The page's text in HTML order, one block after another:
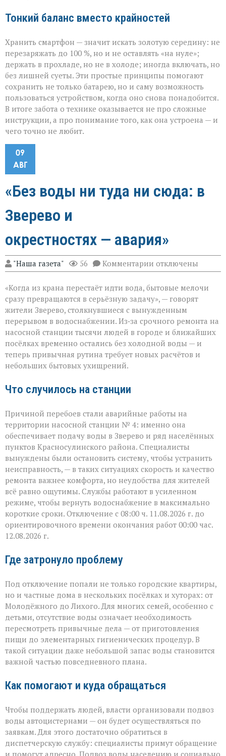
Тонкий баланс вместо крайностей
Хранить смартфон — значит искать золотую середину: не
перезаряжать до 100 %, но и не оставлять «на нуле»;
держать в прохладе, но не в холоде; иногда включать, но
без лишней суеты. Эти простые принципы помогают
сохранить не только батарею, но и саму возможность
пользоваться устройством, когда оно снова понадобится.
В итоге забота о технике оказывается не про сложные
инструкции, а про понимание того, как она устроена — и
чего точно не любит.
09
АВГ
«Без воды ни туда ни сюда: в
Зверево и
окрестностях — авария»
"Наша газета" 56 Комментарии к
записи
воды
ни
туда
ни
сюда:
в
Зверево
и
окрестностях —
отключены
«Когда из крана перестаёт идти вода, бытовые мелочи
сразу превращаются в серьёзную задачу», — говорят
жители Зверево, столкнувшиеся с вынужденным
перерывом в водоснабжении. Из‑за срочного ремонта на
насосной станции тысячи людей в городе и ближайших
посёлках временно остались без холодной воды — и
теперь привычная рутина требует новых расчётов и
небольших бытовых ухищрений.
Что случилось на станции
Причиной перебоев стали аварийные работы на
территории насосной станции № 4: именно она
обеспечивает подачу воды в Зверево и ряд населённых
пунктов Красносулинского района. Специалисты
вынуждены были остановить систему, чтобы устранить
неисправность, — в таких ситуациях скорость и качество
ремонта важнее комфорта, но неудобства для жителей
всё равно ощутимы. Службы работают в усиленном
режиме, чтобы вернуть водоснабжение в максимально
короткие сроки. Отключение с 08:00 ч. 11.08.2026 г. до
ориентировочного времени окончания работ 00:00 час.
12.08.2026 г.
Где затронуло проблему
Под отключение попали не только городские квартиры,
но и частные дома в нескольких посёлках и хуторах: от
Молодёжного до Лихого. Для многих семей, особенно с
детьми, отсутствие воды означает необходимость
пересмотреть привычные дела — от приготовления
пищи до элементарных гигиенических процедур. В
такой ситуации даже небольшой запас воды становится
важной частью повседневного плана.
Как помогают и куда обращаться
Чтобы поддержать людей, власти организовали подвоз
воды автоцистернами — он будет осуществляться по
заявкам. Для этого достаточно обратиться в
диспетчерскую службу: специалисты примут обращение